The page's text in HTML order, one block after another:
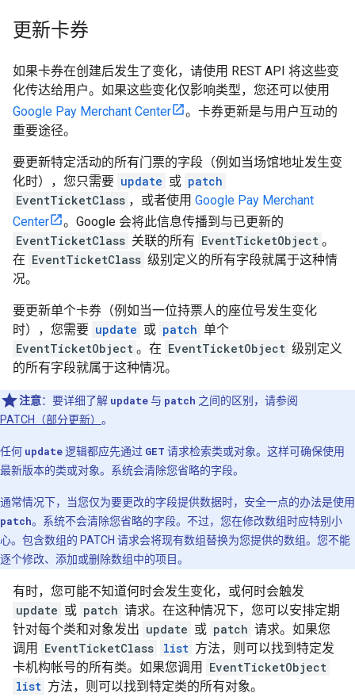
更新卡券
如果卡券在创建后发生了变化，请使用 REST API 将这些变
化传达给用户。如果这些变化仅影响类型，您还可以使用
Google Pay Merchant Center
。卡券更新是与用户互动的
重要途径。
要更新特定活动的所有门票的字段（例如当场馆地址发生变
化时），您只需要 update 或 patch
EventTicketClass ，或者使用 Google Pay Merchant
Center
。Google 会将此信息传播到与已更新的
EventTicketClass 关联的所有 EventTicketObject 。
在 EventTicketClass 级别定义的所有字段就属于这种情
况。
要更新单个卡券（例如当一位持票人的座位号发生变化
时），您需要 update 或 patch 单个
EventTicketObject 。在 EventTicketObject 级别定义
的所有字段就属于这种情况。
注意：要详细了解 update与 patch 之间的区别，请参阅
PATCH（部分更新） 。
任何 update逻辑都应先通过 GET 请求检索类或对象。这样可确保使用
最新版本的类或对象。系统会清除您省略的字段。
通常情况下，当您仅为要更改的字段提供数据时，安全一点的办法是使用
patch。系统不会清除您省略的字段。不过，您在修改数组时应特别小
心。包含数组的 PATCH 请求会将现有数组替换为您提供的数组。您不能
逐个修改、添加或删除数组中的项目。
有时，您可能不知道何时会发生变化，或何时会触发
update 或 patch 请求。在这种情况下，您可以安排定期
针对每个类和对象发出 update 或 patch 请求。如果您
调用
EventTicketClass list 方法，则可以找到特定发
卡机构帐号的所有类。如果您调用
EventTicketObject
list 方法，则可以找到特定类的所有对象。